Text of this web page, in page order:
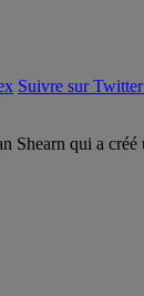
Suivre sur Twitter
Shearn qui a créé